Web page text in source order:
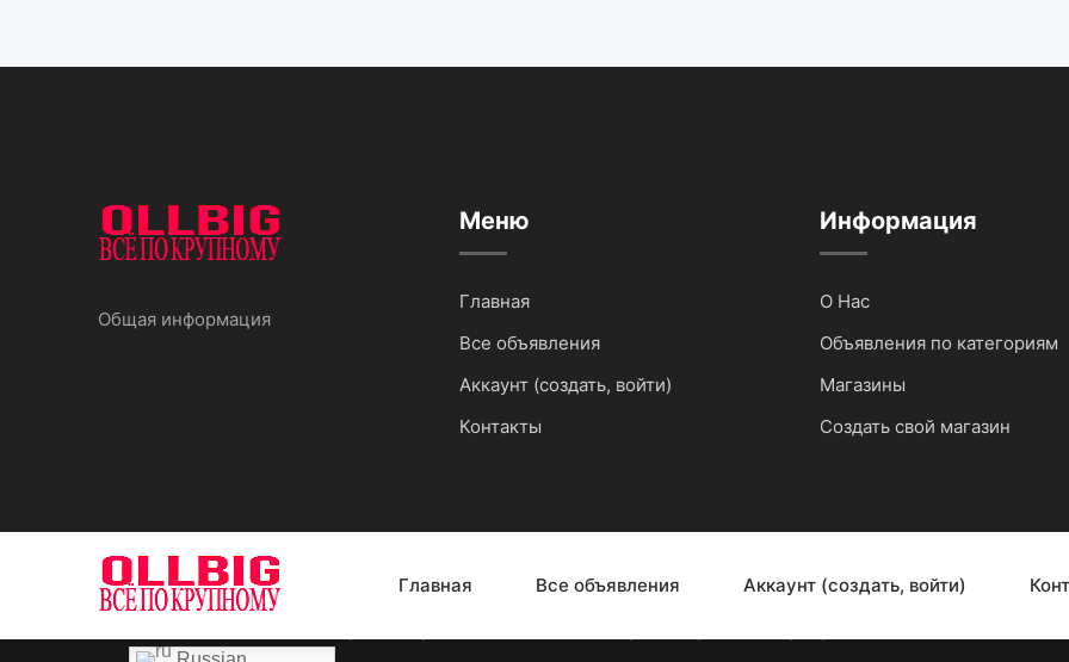
Общая информация
Меню
Главная
Все объявления
Аккаунт (создать, войти)
Контакты
Информация
О Нас
Объявления по категориям
Магазины
Создать свой магазин
Главная Все объявления Аккаунт (создать, войти)